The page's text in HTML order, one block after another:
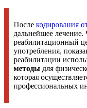
После кодирования
дальнейшее лечение.
реабилитационный
употребления,
реабилитации
методы для
которая
профессиональных